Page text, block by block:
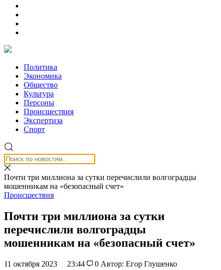
Политика
Экономика
Общество
Культура
Персоны
Происшествия
Экспертиза
Спорт
Почти три миллиона за сутки перечислили волгоградцы
мошенникам на «безопасный счет»
Происшествия
Почти три миллиона за сутки
перечислили волгоградцы
мошенникам на «безопасный счет»
11 октября 2023 23:44 0 Автор: Егор Глушенко